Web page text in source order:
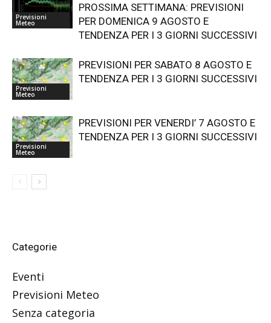
Previsioni
Meteo
PROSSIMA SETTIMANA: PREVISIONI
PER DOMENICA 9 AGOSTO E
TENDENZA PER I 3 GIORNI SUCCESSIVI
Previsioni
Meteo
PREVISIONI PER SABATO 8 AGOSTO E
TENDENZA PER I 3 GIORNI SUCCESSIVI
Previsioni
Meteo
PREVISIONI PER VENERDI’ 7 AGOSTO E
TENDENZA PER I 3 GIORNI SUCCESSIVI
Categorie
Eventi
Previsioni Meteo
Senza categoria